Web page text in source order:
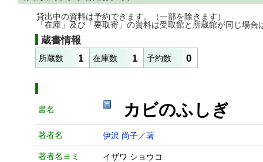
貸出中の資料は予約できます。（一部を除きます）
「在庫」及び「要取寄」の資料は受取館と所蔵館が同じ場合
蔵書情報
所蔵数 1 在庫数 1 予約数 0
書名 カビのふしぎ
著者名 伊沢 尚子／著
著者名ヨミ イザワ ショウコ